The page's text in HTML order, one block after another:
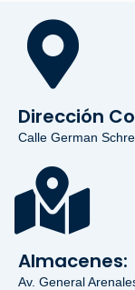
Dirección
Calle German
Almacenes:
Av. General